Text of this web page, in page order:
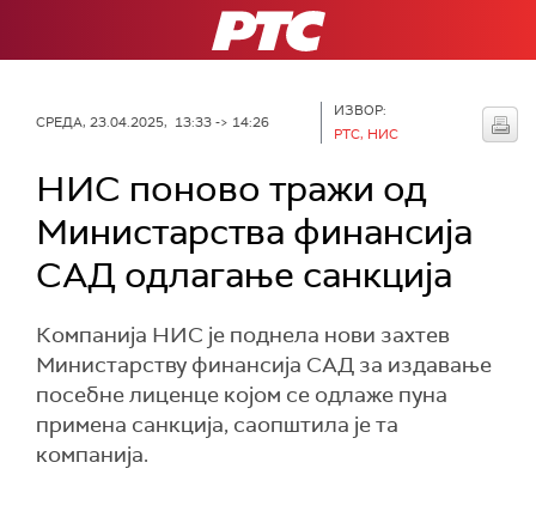
РТС
СРЕДА, 23.04.2025, 13:33 -> 14:26
ИЗВОР:
РТС, НИС
НИС поново тражи од
Министарства финансија
САД одлагање санкција
Компанија НИС је поднела нови захтев
Министарству финансија САД за издавање
посебне лиценце којом се одлаже пуна
примена санкција, саопштила је та
компанија.